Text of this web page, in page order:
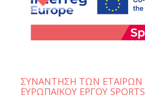
ΣΥΝΑΝΤΗΣΗ ΤΩΝ ΕΤΑΙΡΩΝ
ΕΥΡΩΠΑΪΚΟΥ ΕΡΓΟΥ